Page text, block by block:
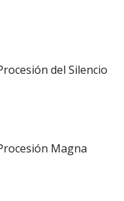
del Silencio
Magna